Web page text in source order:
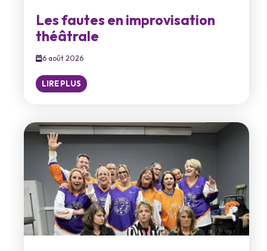
Les fautes en improvisation
théâtrale
6 août 2026
LIRE PLUS